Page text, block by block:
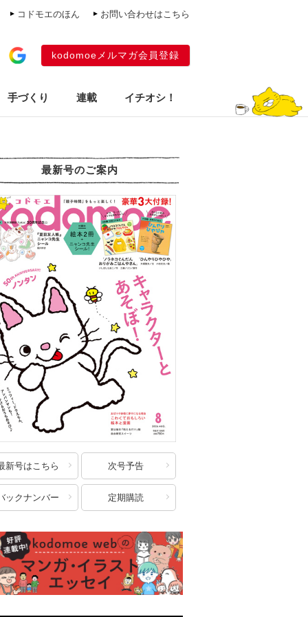
コドモエのほん お問い合わせはこちら
kodomoeメルマガ会員登録
手づくり 連載 イチオシ！
最新号のご案内
新号はこちら 次号予告
ックナンバー 定期購読